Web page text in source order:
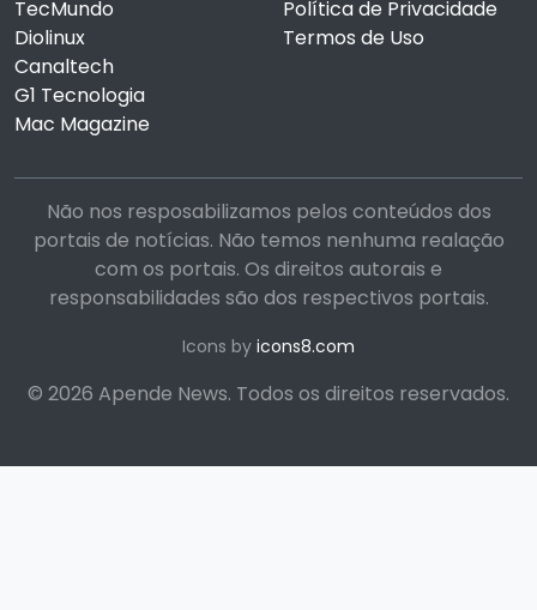
TecMundo
Diolinux
Canaltech
G1 Tecnologia
Mac Magazine
Política de Privacidade
Termos de Uso
Não nos resposabilizamos pelos conteúdos dos
portais de notícias. Não temos nenhuma realação
com os portais. Os direitos autorais e
responsabilidades são dos respectivos portais.
Icons by icons8.com
© 2026 Apende News. Todos os direitos reservados.